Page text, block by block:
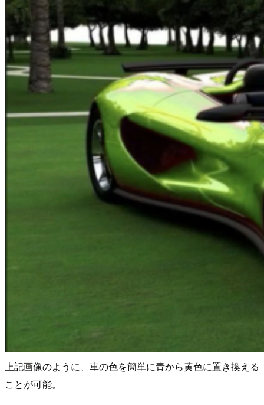
上記画像のように、車の色を簡単に青から黄色に置き換える
ことが可能。